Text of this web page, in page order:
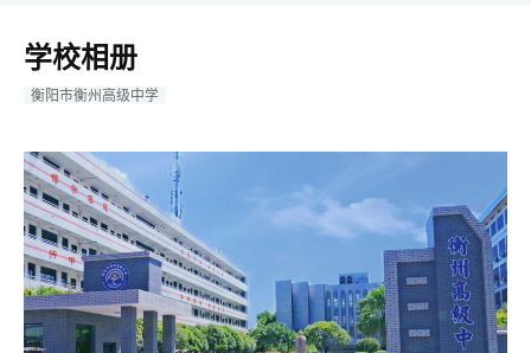
学校相册
衡阳市衡州高级中学